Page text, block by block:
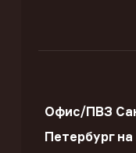
Офис/ПВЗ
Петербург на